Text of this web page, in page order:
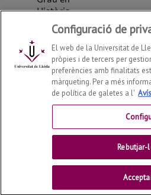
Departament de Geografia,
© | Telf: +34 973 702131
Contactar
Universitat de Lleida
Configuració de
El web de la Universitat de
pròpies i de tercers per
preferències amb finalitats
màrqueting. Per a més
de política de galetes a l'